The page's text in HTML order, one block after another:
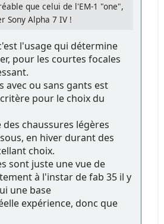
que celui de l'EM-1 "one",
Sony Alpha 7 IV !
l'usage qui détermine
pour les courtes focales
avec ou sans gants est
pour le choix du
chaussures légères
en hiver durant des
choix.
sont juste une vue de
à l'instar de fab 35 il y
une base
expérience, donc que